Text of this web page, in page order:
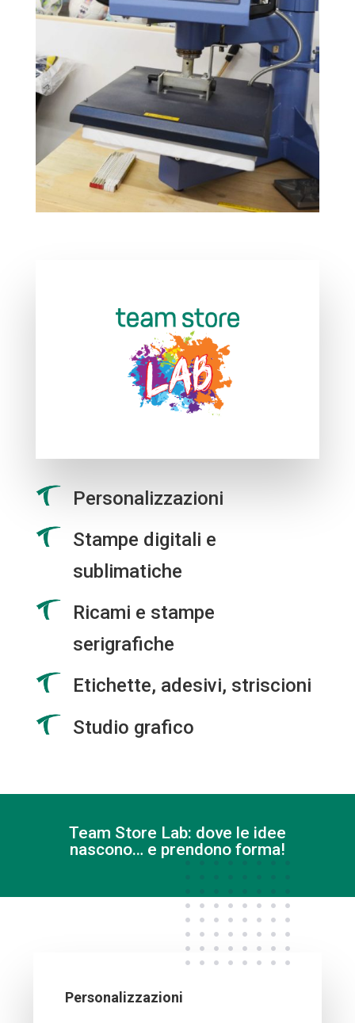
Personalizzazioni
Stampe digitali e
sublimatiche
Ricami e stampe
serigrafiche
Etichette, adesivi, striscioni
Studio grafico
Team Store Lab: dove le idee
nascono… e prendono forma!
Personalizzazioni